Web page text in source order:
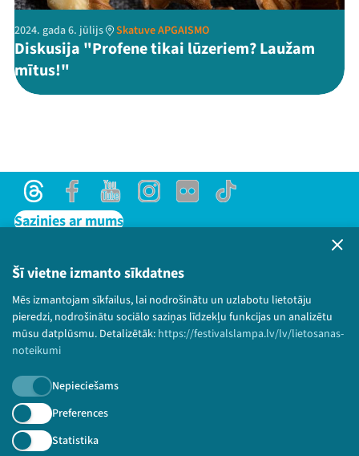
Šī vietne izmanto sīkdatnes
Mēs izmantojam sīkfailus, lai nodrošinātu un uzlabotu lietotāju
pieredzi, nodrošinātu sociālo saziņas līdzekļu funkcijas un analizētu
mūsu datplūsmu. Detalizētāk: https://festivalslampa.lv/lv/lietosanas-
noteikumi
Nepieciešams
Preferences
Statistika
2024. gada 6. jūlijs Skatuve APGAISMO
Diskusija "Profene tikai lūzeriem? Laužam
mītus!"
ThreadsFacebookYoutubeInstagram
Flick TikTok
Sazinies ar mums
Lietošanas noteikumi un sīkdatņu politika
Bērnu aizsardzības politika
© 2026 Sarunu festivāls LAMPA Visas tiesības
paturētas.
Piesakies jaunumiem!
Nepalaid garām aktuālāko informāciju!